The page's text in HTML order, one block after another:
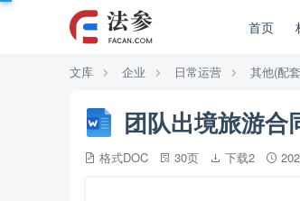
首页
文库 企业 日常运营 其他(配
团队出境旅游合
格式DOC 30页 下载2